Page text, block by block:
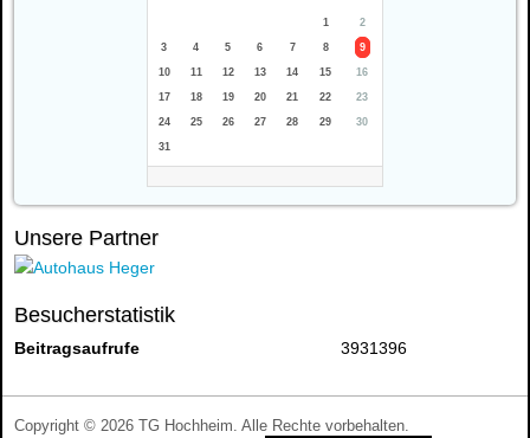
1 2
3 4 5 6 7 8 9
10 11 12 13 14 15 16
17 18 19 20 21 22 23
24 25 26 27 28 29 30
31
Unsere Partner
Besucherstatistik
Beitragsaufrufe 3931396
Copyright © 2026 TG Hochheim. Alle Rechte vorbehalten.